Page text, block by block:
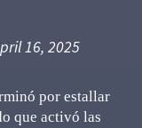
16, 2025
por estallar
que activó las